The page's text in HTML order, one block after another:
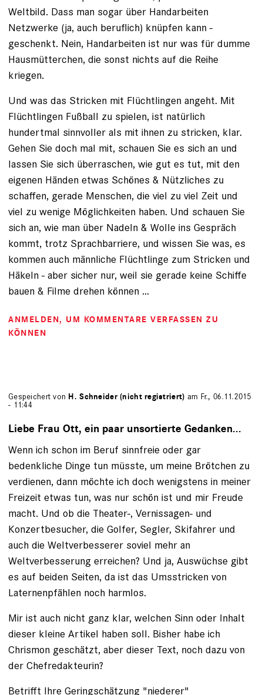
Weltbild. Dass man sogar über Handarbeiten
Netzwerke (ja, auch beruflich) knüpfen kann -
geschenkt. Nein, Handarbeiten ist nur was für dumme
Hausmütterchen, die sonst nichts auf die Reihe
kriegen.
Und was das Stricken mit Flüchtlingen angeht. Mit
Flüchtlingen Fußball zu spielen, ist natürlich
hundertmal sinnvoller als mit ihnen zu stricken, klar.
Gehen Sie doch mal mit, schauen Sie es sich an und
lassen Sie sich überraschen, wie gut es tut, mit den
eigenen Händen etwas Schönes & Nützliches zu
schaffen, gerade Menschen, die viel zu viel Zeit und
viel zu wenige Möglichkeiten haben. Und schauen Sie
sich an, wie man über Nadeln & Wolle ins Gespräch
kommt, trotz Sprachbarriere, und wissen Sie was, es
kommen auch männliche Flüchtlinge zum Stricken und
Häkeln - aber sicher nur, weil sie gerade keine Schiffe
bauen & Filme drehen können ...
ANMELDEN, UM KOMMENTARE VERFASSEN ZU
KÖNNEN
Gespeichert von H. Schneider (nicht registriert) am Fr., 06.11.2015
- 11:44
Liebe Frau Ott, ein paar unsortierte Gedanken...
Wenn ich schon im Beruf sinnfreie oder gar
bedenkliche Dinge tun müsste, um meine Brötchen zu
verdienen, dann möchte ich doch wenigstens in meiner
Freizeit etwas tun, was nur schön ist und mir Freude
macht. Und ob die Theater-, Vernissagen- und
Konzertbesucher, die Golfer, Segler, Skifahrer und
auch die Weltverbesserer soviel mehr an
Weltverbesserung erreichen? Und ja, Auswüchse gibt
es auf beiden Seiten, da ist das Umsstricken von
Laternenpfählen noch harmlos.
Mir ist auch nicht ganz klar, welchen Sinn oder Inhalt
dieser kleine Artikel haben soll. Bisher habe ich
Chrismon geschätzt, aber dieser Text, noch dazu von
der Chefredakteurin?
Betrifft Ihre Geringschätzung "niederer"